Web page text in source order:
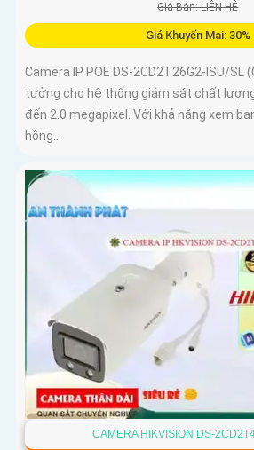
Giá Bán: LIÊN HỆ
Giá Khuyến Mại: 30%
Camera IP POE DS-2CD2T26G2-ISU/SL
tưởng cho hệ thống giám sát chất
đến 2.0 megapixel. Với khả năng xem
hồng...
CAMERA HIKVISION DS-